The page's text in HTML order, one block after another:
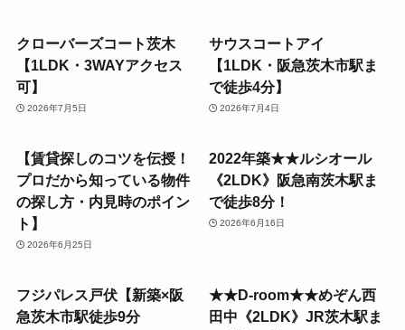
クローバーズコート茨木
【1LDK・3WAYアクセス
可】
2026年7月5日
サウスコートアイ
【1LDK・阪急茨木市駅ま
で徒歩4分】
2026年7月4日
【賃貸探しのコツを伝授！
プロだから知っている物件
の探し方・内見時のポイン
ト】
2026年6月25日
2022年築★★ルシオール
《2LDK》阪急南茨木駅ま
で徒歩8分！
2026年6月16日
フジパレス戸伏【新築×阪
急茨木市駅徒歩9分
★★D-room★★めぞん西
田中《2LDK》JR茨木駅ま